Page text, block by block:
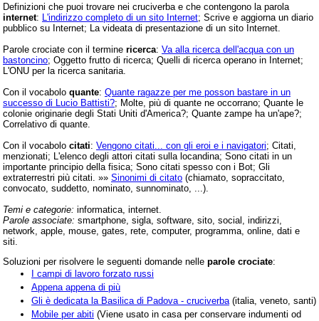
Definizioni che puoi trovare nei cruciverba e che contengono la parola
internet: L'indirizzo completo di un sito Internet; Scrive e aggiorna un diario
pubblico su Internet; La videata di presentazione di un sito Internet.
Parole crociate con il termine ricerca: Va alla ricerca dell'acqua con un
bastoncino; Oggetto frutto di ricerca; Quelli di ricerca operano in Internet;
L'ONU per la ricerca sanitaria.
Con il vocabolo quante: Quante ragazze per me posson bastare in un
successo di Lucio Battisti?; Molte, più di quante ne occorrano; Quante le
colonie originarie degli Stati Uniti d'America?; Quante zampe ha un'ape?;
Correlativo di quante.
Con il vocabolo citati: Vengono citati... con gli eroi e i navigatori; Citati,
menzionati; L'elenco degli attori citati sulla locandina; Sono citati in un
importante principio della fisica; Sono citati spesso con i Bot; Gli
extraterrestri più citati. »» Sinonimi di citato (chiamato, sopraccitato,
convocato, suddetto, nominato, sunnominato, ...).
Temi e categorie: informatica, internet.
Parole associate: smartphone, sigla, software, sito, social, indirizzi,
network, apple, mouse, gates, rete, computer, programma, online, dati e
siti.
Soluzioni per risolvere le seguenti domande nelle parole crociate:
I campi di lavoro forzato russi
Appena appena di più
Gli è dedicata la Basilica di Padova - cruciverba (italia, veneto, santi)
Mobile per abiti (Viene usato in casa per conservare indumenti od